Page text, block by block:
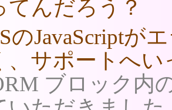
てんだろう？
のJavaScriptが
、サポートへい
ブロック内